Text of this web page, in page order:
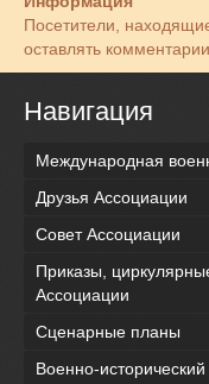
Посетители,
оставлять
Навигация
Международная
Друзья Ассоциации
Совет Ассоциации
Приказы,
Ассоциации
Сценарные планы
Военно-